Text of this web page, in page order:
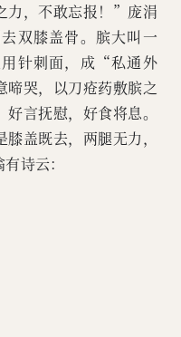
力，不敢忘报！”庞涓
双膝盖骨。膑大叫一
针刺面，成“私通外
哭，以刀疮药敷膑之
言抚慰，好食将息。
盖既去，两腿无力，
诗云：